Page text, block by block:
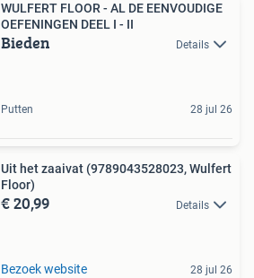
WULFERT FLOOR - AL DE EENVOUDIGE
OEFENINGEN DEEL I - II
Bieden Details
Putten 28 jul 26
Uit het zaaivat (9789043528023, Wulfert
Floor)
€ 20,99 Details
Bezoek website 28 jul 26